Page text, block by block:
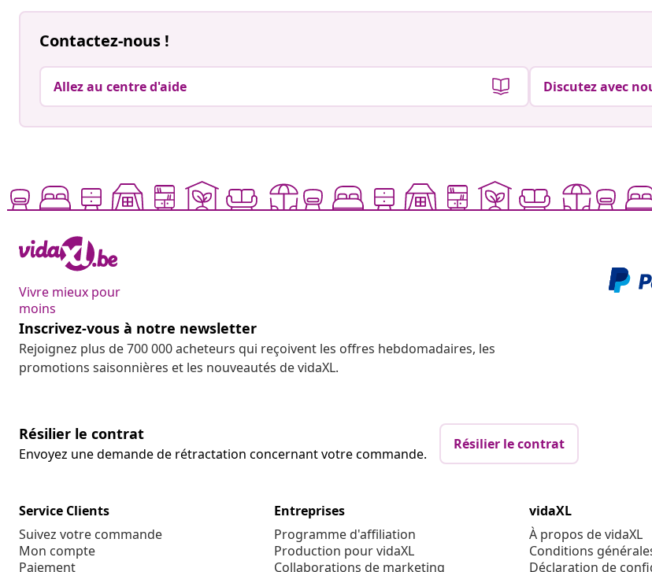
Contactez-nous !
Allez au centre d'aide Discutez avec
Vivre mieux pour
moins
Inscrivez-vous à notre newsletter
Rejoignez plus de 700 000 acheteurs qui reçoivent les offres hebdomadaires, les
promotions saisonnières et les nouveautés de vidaXL.
Résilier le contrat
Envoyez une demande de rétractation concernant votre commande.
Résilier le contrat
Service Clients
Suivez votre commande
Mon compte
Paiement
Entreprises
Programme d'affiliation
Production pour vidaXL
Collaborations de marketing
vidaXL
À propos de vidaXL
Conditions
Déclaration de